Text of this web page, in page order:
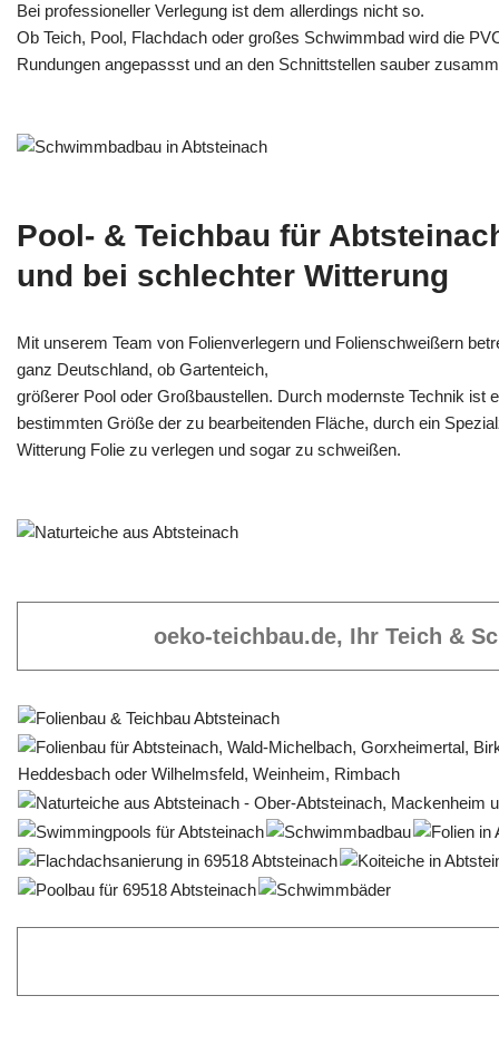
Bei professioneller Verlegung ist dem allerdings nicht so.
Ob Teich, Pool, Flachdach oder großes Schwimmbad wird die
Rundungen angepassst und an den Schnittstellen sauber
Pool- & Teichbau für
und bei schlechter Witterung
Mit unserem Team von Folienverlegern und Folien­schweißern
ganz Deutschland, ob Gartenteich,
größerer Pool oder Großbaustellen. Durch modernste Technik ist
bestimmten Größe der zu bearbeitenden Fläche, durch ein
Witterung Folie zu verlegen und sogar zu schweißen.
oeko-teichbau.de, Ihr Teich &